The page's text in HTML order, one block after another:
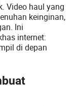
Video haul yang
keinginan,
Ini
internet:
di depan